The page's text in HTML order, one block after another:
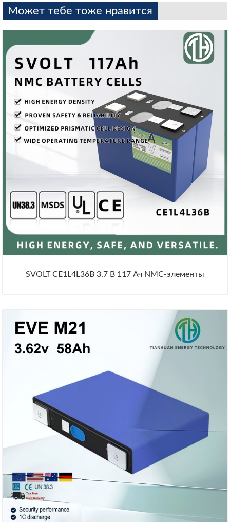
Может тебе тоже нравится
SVOLT CE1L4L36B 3,7 В 117 Ач NMC-элементы